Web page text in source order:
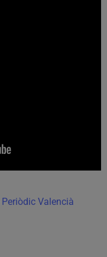
Periòdic Valencià